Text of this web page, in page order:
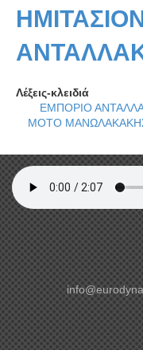
Λέξεις-κλειδιά
ΕΜΠΟΡΙΟ
MOTO